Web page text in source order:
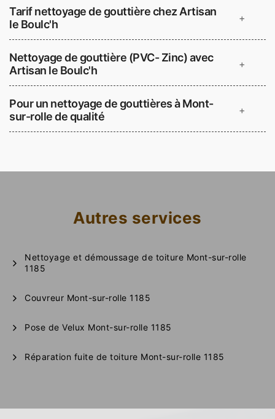
Tarif nettoyage de gouttière chez Artisan
le Boulc'h
+
Nettoyage de gouttière (PVC- Zinc) avec
Artisan le Boulc'h
+
Pour un nettoyage de gouttières à Mont-
sur-rolle de qualité
+
Autres services
Nettoyage et démoussage de toiture Mont-sur-rolle
1185
Couvreur Mont-sur-rolle 1185
Pose de Velux Mont-sur-rolle 1185
Réparation fuite de toiture Mont-sur-rolle 1185